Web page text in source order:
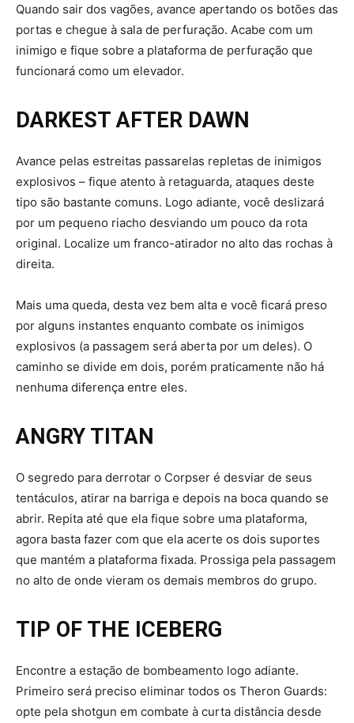
Quando sair dos vagões, avance apertando os botões das
portas e chegue à sala de perfuração. Acabe com um
inimigo e fique sobre a plataforma de perfuração que
funcionará como um elevador.
DARKEST AFTER DAWN
Avance pelas estreitas passarelas repletas de inimigos
explosivos – fique atento à retaguarda, ataques deste
tipo são bastante comuns. Logo adiante, você deslizará
por um pequeno riacho desviando um pouco da rota
original. Localize um franco-atirador no alto das rochas à
direita.
Mais uma queda, desta vez bem alta e você ficará preso
por alguns instantes enquanto combate os inimigos
explosivos (a passagem será aberta por um deles). O
caminho se divide em dois, porém praticamente não há
nenhuma diferença entre eles.
ANGRY TITAN
O segredo para derrotar o Corpser é desviar de seus
tentáculos, atirar na barriga e depois na boca quando se
abrir. Repita até que ela fique sobre uma plataforma,
agora basta fazer com que ela acerte os dois suportes
que mantém a plataforma fixada. Prossiga pela passagem
no alto de onde vieram os demais membros do grupo.
TIP OF THE ICEBERG
Encontre a estação de bombeamento logo adiante.
Primeiro será preciso eliminar todos os Theron Guards:
opte pela shotgun em combate à curta distância desde